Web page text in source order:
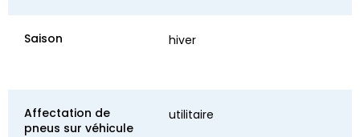
Saison hiver
Affectation de
pneus sur véhicule
utilitaire